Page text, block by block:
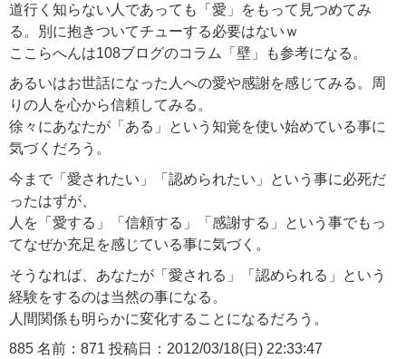
道行く知らない人であっても「愛」をもって見つめてみ
る。別に抱きついてチューする必要はないｗ
ここらへんは108ブログのコラム「壁」も参考になる。
あるいはお世話になった人への愛や感謝を感じてみる。周
りの人を心から信頼してみる。
徐々にあなたが「ある」という知覚を使い始めている事に
気づくだろう。
今まで「愛されたい」「認められたい」という事に必死だ
ったはずが、
人を「愛する」「信頼する」「感謝する」という事でもっ
てなぜか充足を感じている事に気づく。
そうなれば、あなたが「愛される」「認められる」という
経験をするのは当然の事になる。
人間関係も明らかに変化することになるだろう。
885 名前：871 投稿日：2012/03/18(日) 22:33:47